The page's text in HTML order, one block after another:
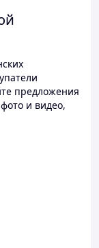
предложения
и видео,